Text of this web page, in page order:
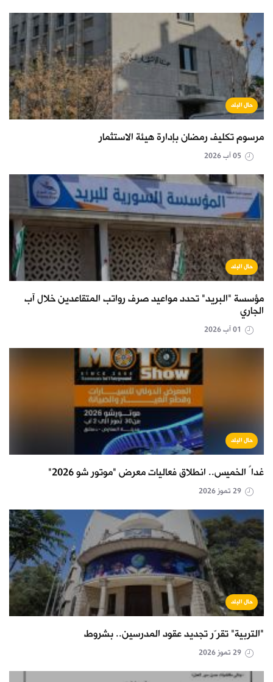
حال البلد
مرسوم تكليف رمضان بإدارة هيئة الاستثمار
حال البلد
مؤسسة "البريد" تحدد مواعيد صرف رواتب المتقاعدين خلال آب
الجاري
حال البلد
غداً الخميس.. انطلاق فعاليات معرض "موتور شو 2026"
حال البلد
"التربية" تقرّر تجديد عقود المدرسين.. بشروط